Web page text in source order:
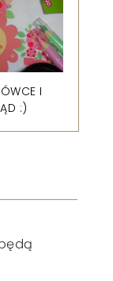
I
:)